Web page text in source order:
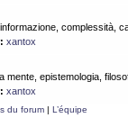
complessità,
xantox
mente, epistemologia,
xantox
du forum | L’équipe